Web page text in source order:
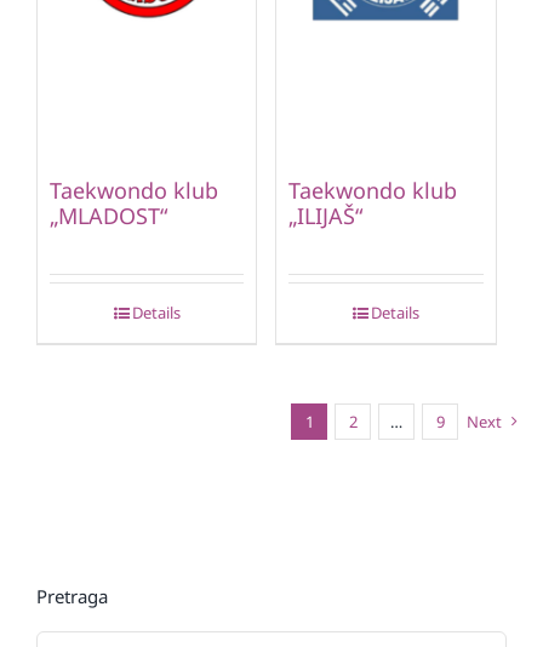
Taekwondo klub
„MLADOST“
Details
Taekwondo klub
„ILIJAŠ“
Details
1 2 … 9 Next
Pretraga